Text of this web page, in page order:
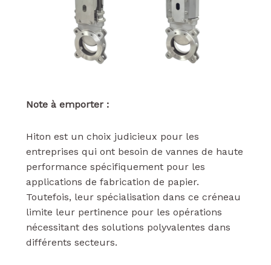
Note à emporter :
Hiton est un choix judicieux pour les
entreprises qui ont besoin de vannes de haute
performance spécifiquement pour les
applications de fabrication de papier.
Toutefois, leur spécialisation dans ce créneau
limite leur pertinence pour les opérations
nécessitant des solutions polyvalentes dans
différents secteurs.